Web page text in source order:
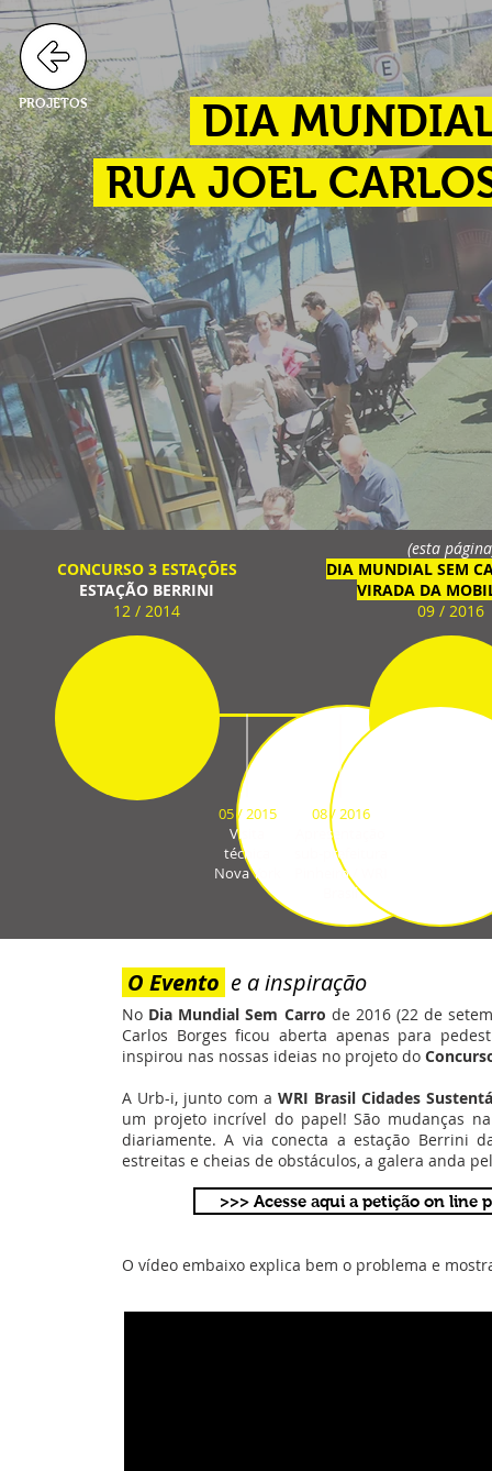
DIA
RUA JOEL
PROJETOS
(esta
CONCURSO 3 ESTAÇÕES
ESTAÇÃO BERRINI
12 / 2014
DIA MUNDIAL SEM
VIRADA DA
09 / 2016
05 / 2015
Visita
técnica
Nova York
08 / 2016
Apresentação
sub-prefeitura
Pinheiro / WRI
Brasil
O Evento e a inspiração
No Dia Mundial Sem Carro de 2016 (22 de
Carlos Borges ficou aberta apenas para
inspirou nas nossas ideias no projeto do
A Urb-i, junto com aWRI Brasil Cidades
um projeto incrível do papel! São mudanças
diariamente. A via conecta a estação Berrini
estreitas e cheias de obstáculos, a galera anda
O vídeo embaixo explica bem o problema e
>>> Acesse aqui a petição on line